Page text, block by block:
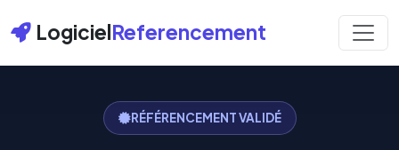
LogicielReferencement
RÉFÉRENCEMENT VALIDÉ